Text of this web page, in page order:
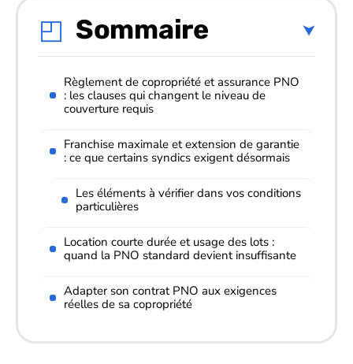
Sommaire
Règlement de copropriété et assurance PNO
: les clauses qui changent le niveau de
couverture requis
Franchise maximale et extension de garantie
: ce que certains syndics exigent désormais
Les éléments à vérifier dans vos conditions
particulières
Location courte durée et usage des lots :
quand la PNO standard devient insuffisante
Adapter son contrat PNO aux exigences
réelles de sa copropriété